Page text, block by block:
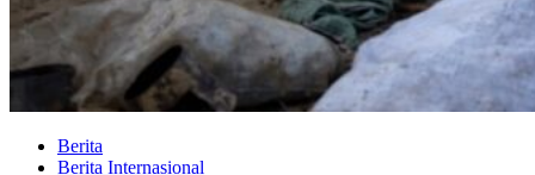
Berita
Berita Internasional